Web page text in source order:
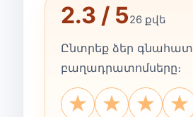
2.3 / 526 քվե
Ընտրեք ձեր
բաղադրատոմսերը։
★
★
★
★